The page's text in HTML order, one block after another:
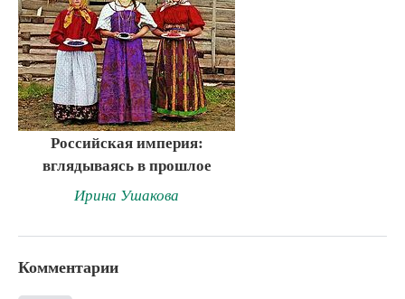
Российская империя:
вглядываясь в прошлое
Ирина Ушакова
Комментарии